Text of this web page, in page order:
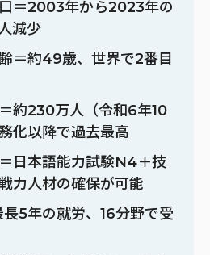
＝2003年から2023年の
減少
＝約49歳、世界で2番目
約230万人（令和6年10
化以降で過去最高
日本語能力試験N4＋技
力人材の確保が可能
5年の就労、16分野で受